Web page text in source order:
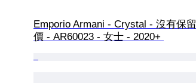
Emporio Armani - Crystal - 沒有保留
價 - AR60023 - 女士 - 2020+